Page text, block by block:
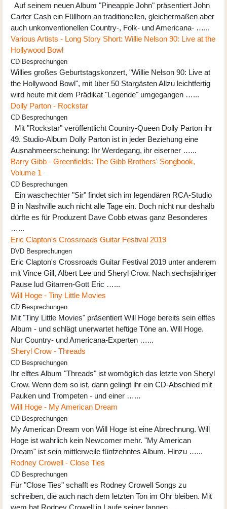
Auf seinem neuen Album "Pineapple John" präsentiert John
Carter Cash ein Füllhorn an traditionellen, gleichermaßen aber
auch unkonventionellen Country-, Folk- und Americana- …...
Various Artists - Long Story Short: Willie Nelson 90: Live at the
Hollywood Bowl
CD Besprechungen
Willies großes Geburtstagskonzert, "Willie Nelson 90: Live at
the Hollywood Bowl", mit über 50 Stargästen Allzu leichtfertig
wird heute mit dem Prädikat "Legende" umgegangen …...
Dolly Parton - Rockstar
CD Besprechungen
Mit "Rockstar" veröffentlicht Country-Queen Dolly Parton ihr
49. Studio-Album Dolly Parton ist in jeder Beziehung eine
Ausnahmeerscheinung: Ihr Werdegang, ihr eiserner …...
Barry Gibb - Greenfields: The Gibb Brothers' Songbook,
Volume 1
CD Besprechungen
Ein waschechter "Sir" findet sich im legendären RCA-Studio
B in Nashville auch nicht alle Tage ein. Doch nicht nur deshalb
dürfte es für Produzent Dave Cobb etwas ganz Besonderes
…...
Eric Clapton's Crossroads Guitar Festival 2019
DVD Besprechungen
Eric Clapton's Crossroads Guitar Festival 2019 unter anderem
mit Vince Gill, Albert Lee und Sheryl Crow. Nach sechsjähriger
Pause lud Gitarren-Gott Eric …...
Will Hoge - Tiny Little Movies
CD Besprechungen
Mit "Tiny Little Movies" präsentiert Will Hoge bereits sein elftes
Album - und schlägt unerwartet heftige Töne an. Will Hoge.
Nur Country- und Americana-Experten …...
Sheryl Crow - Threads
CD Besprechungen
Ihr elftes Album "Threads" ist womöglich das letzte von Sheryl
Crow. Wenn dem so ist, dann gelingt ihr ein CD-Abschied mit
Pauken und Trompeten - und einer …...
Will Hoge - My American Dream
CD Besprechungen
My American Dream von Will Hoge ist eine Abrechnung. Will
Hoge ist wahrlich kein Newcomer mehr. "My American
Dream" ist sein mittlerweile fünfzehntes Album. Hinzu …...
Rodney Crowell - Close Ties
CD Besprechungen
Für "Close Ties" schafft es Rodney Crowell Songs zu
schreiben, die auch nach dem letzten Ton im Ohr bleiben. Mit
wem hat Rodney Crowell in Laufe seiner langen …...